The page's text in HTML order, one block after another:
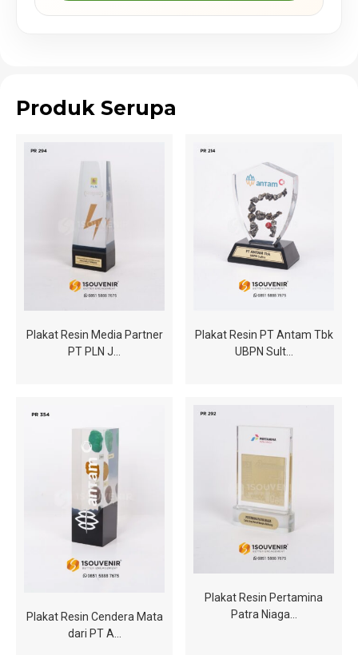
Produk Serupa
Plakat Resin Media Partner
PT PLN J…
Plakat Resin PT Antam Tbk
UBPN Sult…
Plakat Resin Cendera Mata
dari PT A…
Plakat Resin Pertamina
Patra Niaga…